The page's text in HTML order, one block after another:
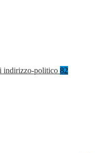
indirizzo-politico 82